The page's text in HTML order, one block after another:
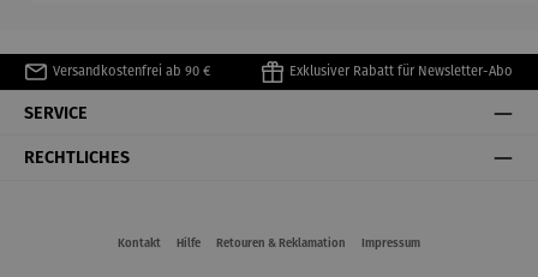
Versandkostenfrei ab 90 € Exklusiver Rabatt für Newsletter-Abo
SERVICE
RECHTLICHES
Kontakt Hilfe Retouren & Reklamation Impressum